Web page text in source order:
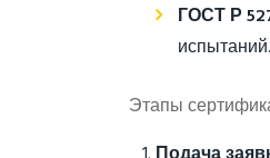
ГОСТ Р
испытаний.
Этапы